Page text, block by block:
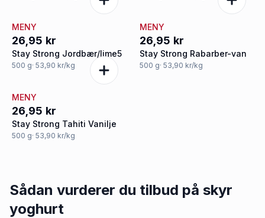
MENY
26,95 kr
Stay Strong Jordbær/lime5
500 g· 53,90 kr/kg
MENY
26,95 kr
Stay Strong Rabarber-van
500 g· 53,90 kr/kg
MENY
26,95 kr
Stay Strong Tahiti Vanilje
500 g· 53,90 kr/kg
Sådan vurderer du tilbud på skyr
yoghurt